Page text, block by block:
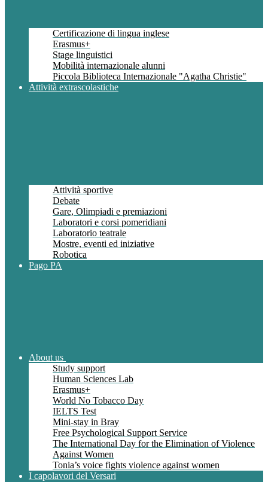
Certificazione di lingua inglese
Erasmus+
Stage linguistici
Mobilità internazionale alunni
Piccola Biblioteca Internazionale "Agatha Christie"
Attività extrascolastiche
Attività sportive
Debate
Gare, Olimpiadi e premiazioni
Laboratori e corsi pomeridiani
Laboratorio teatrale
Mostre, eventi ed iniziative
Robotica
Pago PA
About us
Study support
Human Sciences Lab
Erasmus+
World No Tobacco Day
IELTS Test
Mini-stay in Bray
Free Psychological Support Service
The International Day for the Elimination of Violence
Against Women
Tonia’s voice fights violence against women
I capolavori del Versari